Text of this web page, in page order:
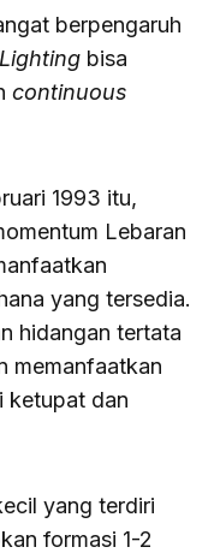
berpengaruh
Lighting bisa
continuous
1993 itu,
Lebaran
yang tersedia.
hidangan tertata
memanfaatkan
ketupat dan
yang terdiri
formasi 1-2